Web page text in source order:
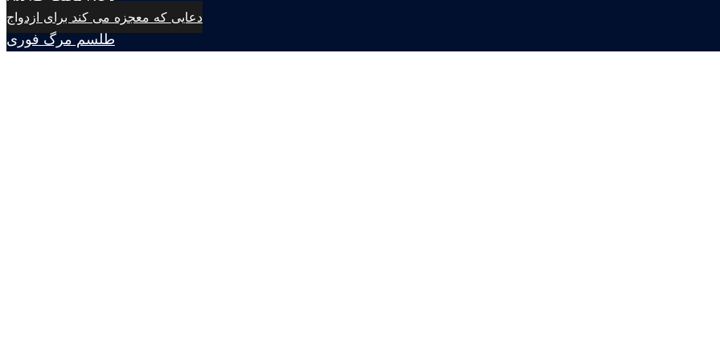
دعایی که معجزه می کند برای ازدواج
طلسم مرگ فوری